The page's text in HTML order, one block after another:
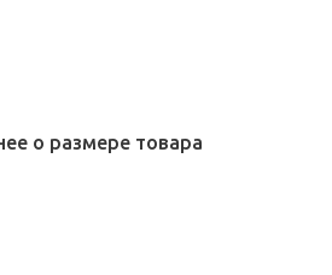
о размере товара